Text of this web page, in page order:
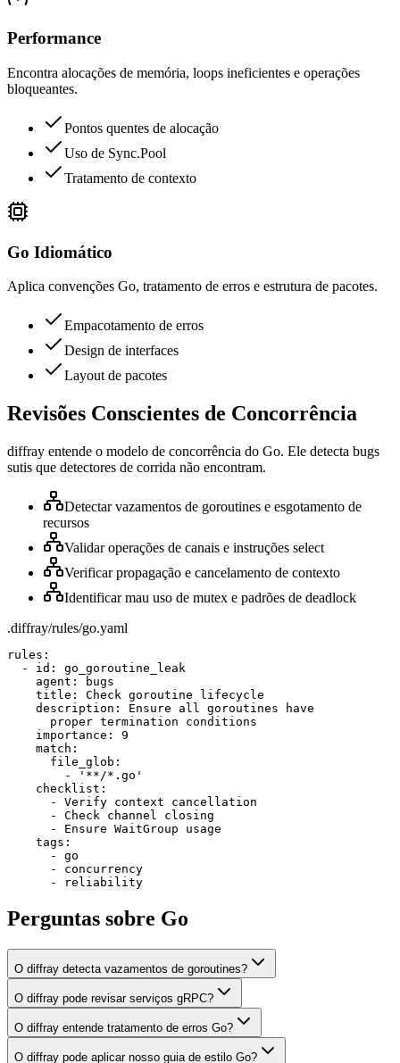
Performance
Encontra alocações de memória, loops ineficientes e operações
bloqueantes.
Pontos quentes de alocação
Uso de Sync.Pool
Tratamento de contexto
Go Idiomático
Aplica convenções Go, tratamento de erros e estrutura de pacotes.
Empacotamento de erros
Design de interfaces
Layout de pacotes
Revisões Conscientes de Concorrência
diffray entende o modelo de concorrência do Go. Ele detecta bugs
sutis que detectores de corrida não encontram.
Detectar vazamentos de goroutines e esgotamento de
recursos
Validar operações de canais e instruções select
Verificar propagação e cancelamento de contexto
Identificar mau uso de mutex e padrões de deadlock
.diffray/rules/go.yaml
rules:
  - id: go_goroutine_leak
    agent: bugs
    title: Check goroutine lifecycle
    description: Ensure all goroutines have
      proper termination conditions
    importance: 9
    match:
      file_glob:
        - '**/*.go'
    checklist:
      - Verify context cancellation
      - Check channel closing
      - Ensure WaitGroup usage
    tags:
      - go
      - concurrency
      - reliability
Perguntas sobre Go
O diffray detecta vazamentos de goroutines?
O diffray pode revisar serviços gRPC?
O diffray entende tratamento de erros Go?
O diffray pode aplicar nosso guia de estilo Go?